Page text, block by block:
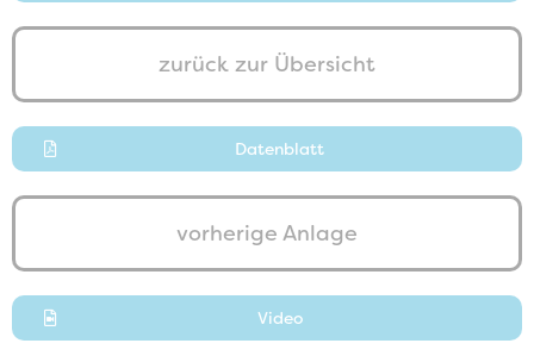
zurück zur Übersicht
Datenblatt
vorherige Anlage
Video